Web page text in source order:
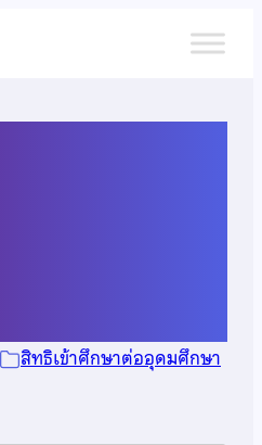
สิทธิเข้าศึกษาต่ออุดมศึกษา